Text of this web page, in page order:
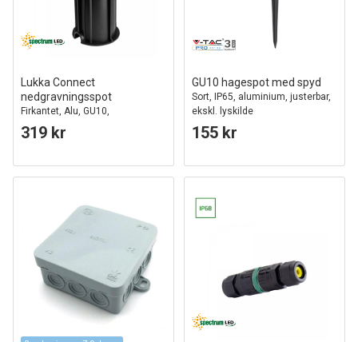
Lukka Connect
nedgravningsspot
Firkantet, Alu, GU10,
gjennomkoblet
319 kr
GU10 hagespot med spyd
Sort, IP65, aluminium, justerbar,
ekskl. lyskilde
155 kr